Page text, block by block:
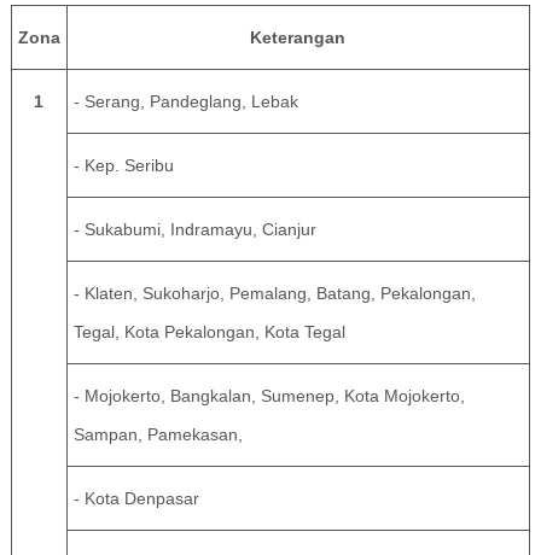
Zona Keterangan
1 - Serang, Pandeglang, Lebak
- Kep. Seribu
- Sukabumi, Indramayu, Cianjur
- Klaten, Sukoharjo, Pemalang, Batang, Pekalongan,
Tegal, Kota Pekalongan, Kota Tegal
- Mojokerto, Bangkalan, Sumenep, Kota Mojokerto,
Sampan, Pamekasan,
- Kota Denpasar